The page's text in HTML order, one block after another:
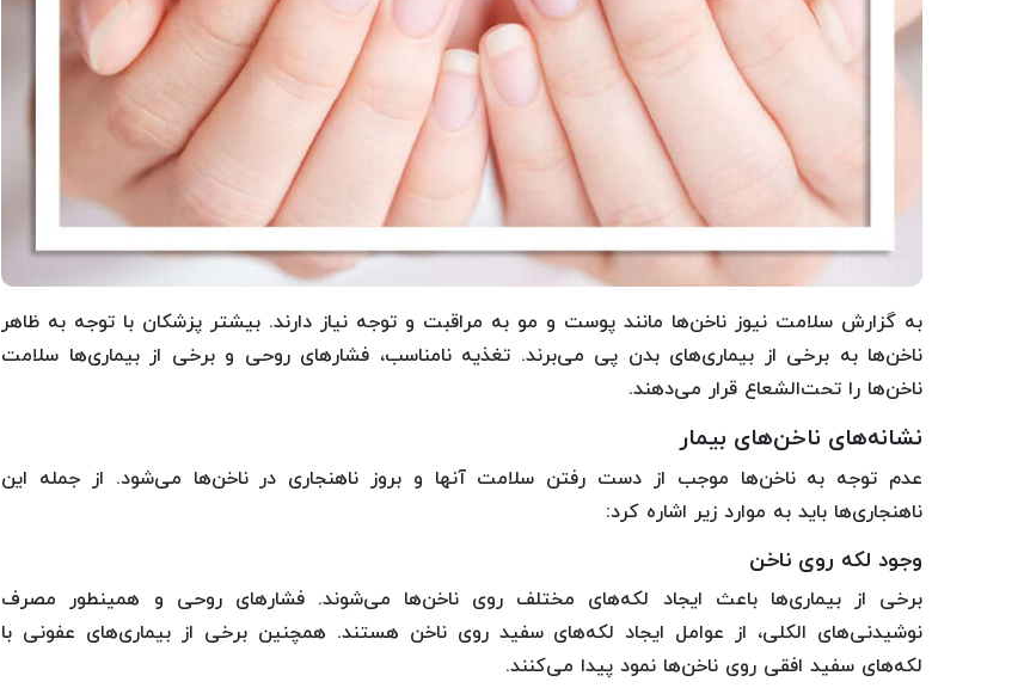
به گزارش سلامت نیوز ناخن‌ها مانند پوست و مو به مراقبت و توجه نیاز دارند. بیشتر پزشکان با توجه به ظاهر
ناخن‌ها به برخی از بیماری‌های بدن پی می‌برند. تغذیه نامناسب، فشارهای روحی و برخی از بیماری‌ها سلامت
ناخن‌ها را تحت‌الشعاع قرار می‌دهند.
نشانه‌های ناخن‌های بیمار
عدم توجه به ناخن‌ها موجب از دست رفتن سلامت آنها و بروز ناهنجاری در ناخن‌ها می‌شود. از جمله این
ناهنجاری‌ها باید به موارد زیر اشاره کرد:
وجود لکه روی ناخن
برخی از بیماری‌ها باعث ایجاد لکه‌های مختلف روی ناخن‌ها می‌شوند. فشارهای روحی و همینطور مصرف
نوشیدنی‌های الکلی، از عوامل ایجاد لکه‌های سفید روی ناخن هستند. همچنین برخی از بیماری‌های عفونی با
لکه‌های سفید افقی روی ناخن‌ها نمود پیدا می‌کنند.